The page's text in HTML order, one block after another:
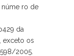
ro de
da
exceto os
2005.